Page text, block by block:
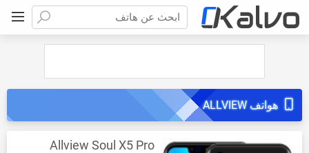
ابحث عن هاتف
هواتف ALLVIEW
Allview Soul X5 Pro